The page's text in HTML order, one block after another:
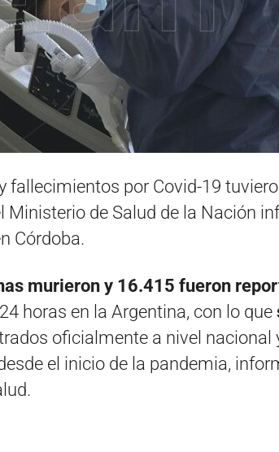
fallecimientos por Covid-19
Ministerio de Salud de la Nación
Córdoba.
murieron y 16.415 fueron
horas en la Argentina, con lo que
oficialmente a nivel nacional
el inicio de la pandemia,